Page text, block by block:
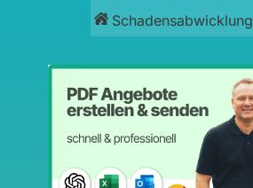
Schadensabwicklung